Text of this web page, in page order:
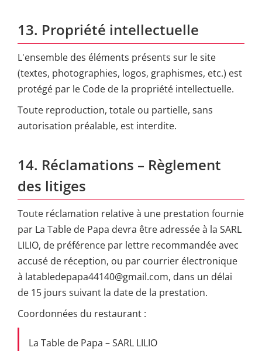
13. Propriété intellectuelle
L'ensemble des éléments présents sur le site
(textes, photographies, logos, graphismes, etc.) est
protégé par le Code de la propriété intellectuelle.
Toute reproduction, totale ou partielle, sans
autorisation préalable, est interdite.
14. Réclamations – Règlement
des litiges
Toute réclamation relative à une prestation fournie
par La Table de Papa devra être adressée à la SARL
LILIO, de préférence par lettre recommandée avec
accusé de réception, ou par courrier électronique
à latabledepapa44140@gmail.com, dans un délai
de 15 jours suivant la date de la prestation.
Coordonnées du restaurant :
La Table de Papa – SARL LILIO